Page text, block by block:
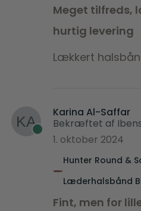
Meget tilfreds,
hurtig levering
Lækkert
Karina Al-Saffar
Bekræftet af
1. oktober 2024
Hunter Round &
Læderhalsbånd
Fint, men for